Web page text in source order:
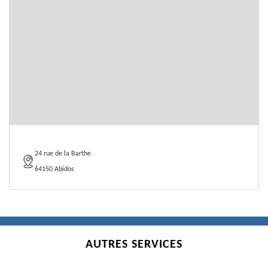
24 rue de la Barthe
64150 Abidos
AUTRES SERVICES